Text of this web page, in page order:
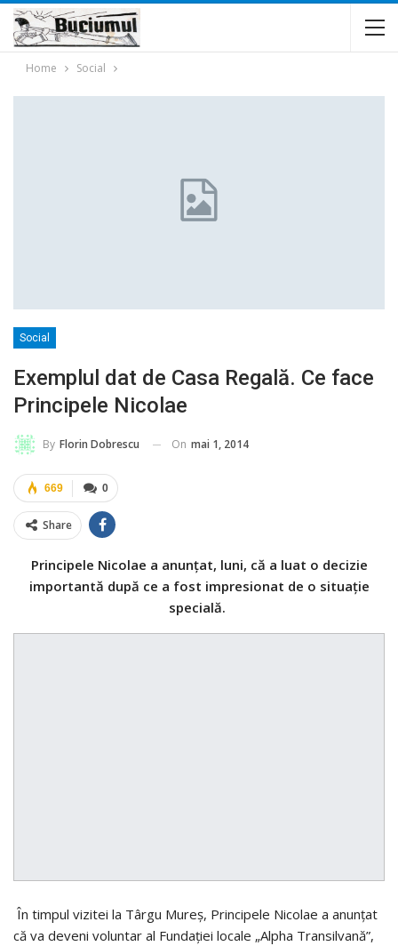
Home Social
Social
Exemplul dat de Casa Regală. Ce face
Principele Nicolae
By Florin Dobrescu On mai 1, 2014
0
669
Share
Principele Nicolae a anunțat, luni, că a luat o decizie
importantă după ce a fost impresionat de o situație
specială.
În timpul vizitei la Târgu Mureș, Principele Nicolae a anunțat
că va deveni voluntar al Fundaţiei locale „Alpha Transilvană”,